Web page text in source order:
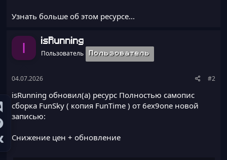
составляющую, там
есть отдельные гладиаторские арены и прочее.
Вся сборка полностью писалась мной, и все плагины
между собой...
Узнать больше об этом ресурсе...
I isRunning
Пользователь Пользователь
04.07.2026 #2
isRunning обновил(а) ресурс Полностью самопис
сборка FunSky ( копия FunTime ) от 6ex9one новой
записью:
Снижение цен + обновление